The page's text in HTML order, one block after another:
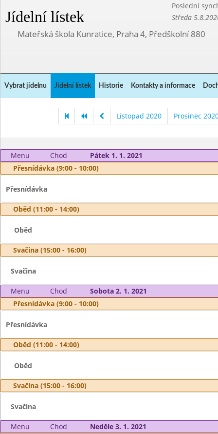
Jídelní lístek
Poslední
Středa
Mateřská škola Kunratice, Praha 4, Předškolní 880
Vybrat jídelnu Jídelní lístek Historie Kontakty a informace
Listopad 2020 Prosinec
Menu Chod
Pátek 1. 1. 2021
Přesnídávka (9:00 - 10:00)
Přesnídávka
Oběd (11:00 - 14:00)
Oběd
Svačina (15:00 - 16:00)
Svačina
Menu Chod
Sobota 2. 1. 2021
Přesnídávka (9:00 - 10:00)
Přesnídávka
Oběd (11:00 - 14:00)
Oběd
Svačina (15:00 - 16:00)
Svačina
Menu Chod
Neděle 3. 1. 2021